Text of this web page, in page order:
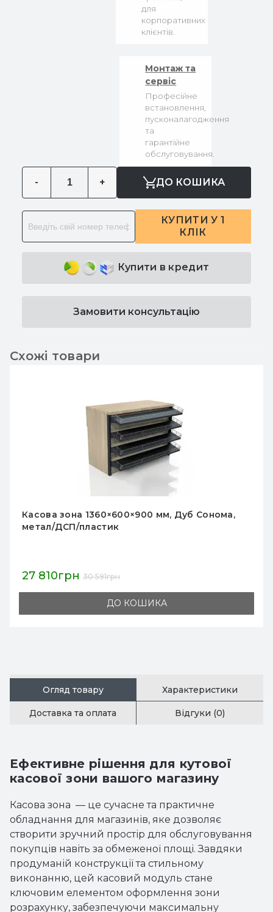
для
корпоративних
клієнтів.
Монтаж та
сервіс
Професійне
встановлення,
пусконалагодження
та
гарантійне
обслуговування.
- + ДО КОШИКА
КУПИТИ У 1
КЛІК
Купити в кредит
Замовити консультацію
Схожі товари
Касова зона 1360×600×1350 мм, Дуб Сонома,
метал/ДСП/пластик
29 550грн 32 505грн
ДО КОШИКА
Огляд товару Характеристики
Доставка та оплата Відгуки (0)
Ефективне рішення для кутової
касової зони вашого магазину
Касова зона — це сучасне та практичне
обладнання для магазинів, яке дозволяє
створити зручний простір для обслуговування
покупців навіть за обмеженої площі. Завдяки
продуманій конструкції та стильному
виконанню, цей касовий модуль стане
ключовим елементом оформлення зони
розрахунку, забезпечуючи максимальну